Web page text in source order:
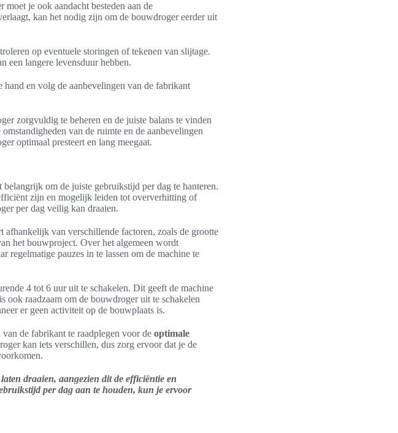
je ook aandacht besteden aan de
kan het nodig zijn om de bouwdroger eerder uit
op eventuele storingen of tekenen van slijtage.
een langere levensduur hebben.
en volg de aanbevelingen van de fabrikant
zorgvuldig te beheren en de juiste balans te vinden
van de ruimte en de aanbevelingen
optimaal presteert en lang meegaat.
om de juiste gebruikstijd per dag te hanteren.
zijn en mogelijk leiden tot oververhitting of
per dag veilig kan draaien.
van verschillende factoren, zoals de grootte
het bouwproject. Over het algemeen wordt
regelmatige pauzes in te lassen om de machine te
4 tot 6 uur uit te schakelen. Dit geeft de machine
raadzaam om de bouwdroger uit te schakelen
er geen activiteit op de bouwplaats is.
de fabrikant te raadplegen voor de optimale
kan iets verschillen, dus zorg ervoor dat je de
draaien, aangezien dit de efficiëntie en
per dag aan te houden, kun je ervoor